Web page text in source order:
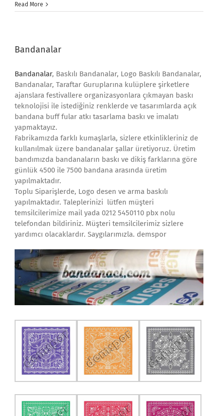
Read More
Bandanalar
Bandanalar, Baskılı Bandanalar, Logo Baskılı Bandanalar,
Bandanalar, Taraftar Guruplarına kulüplere şirketlere
ajanslara festivallere organizasyonlara çıkmayan baskı
teknolojisi ile istediğiniz renklerde ve tasarımlarda açık
bandana buff fular atkı tasarlama baskı ve imalatı
yapmaktayız.
Fabrikamızda farklı kumaşlarla, sizlere etkinlikleriniz de
kullanılmak üzere bandanalar şallar üretiyoruz. Üretim
bandımızda bandanaların baskı ve dikiş farklarına göre
günlük 4500 ile 7500 bandana arasında üretim
yapılmaktadır.
Toplu Siparişlerde, Logo desen ve arma baskılı
yapılmaktadır. Taleplerinizi lütfen müşteri
temsilcilerimize mail yada 0212 5450110 pbx nolu
telefondan bildiriniz. Müşteri temsilcilerimiz sizlere
yardımcı olacaklardır. Saygılarımızla. demspor